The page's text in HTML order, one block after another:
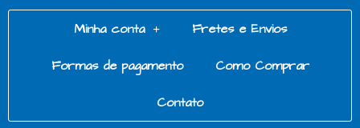
Minha conta Fretes e Envios
Formas de pagamento Como Comprar
Contato